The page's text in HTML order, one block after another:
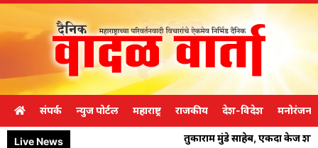
संपर्क न्युज पोर्टल महाराष्ट्र राजकीय देश-विदेश मनोरंजन
Live News तुकाराम मुंडे साहेब, एकदा केज